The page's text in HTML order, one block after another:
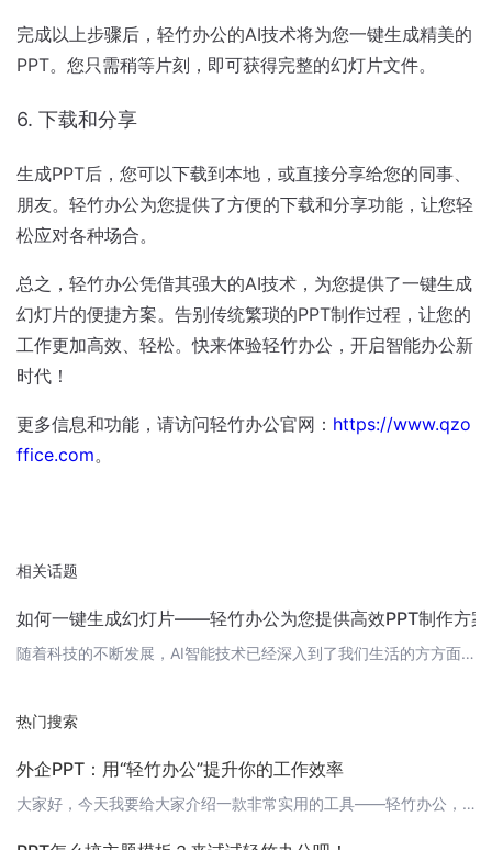
完成以上步骤后，轻竹办公的AI技术将为您一键生成精美的
PPT。您只需稍等片刻，即可获得完整的幻灯片文件。
6. 下载和分享
生成PPT后，您可以下载到本地，或直接分享给您的同事、
朋友。轻竹办公为您提供了方便的下载和分享功能，让您轻
松应对各种场合。
总之，轻竹办公凭借其强大的AI技术，为您提供了一键生成
幻灯片的便捷方案。告别传统繁琐的PPT制作过程，让您的
工作更加高效、轻松。快来体验轻竹办公，开启智能办公新
时代！
更多信息和功能，请访问轻竹办公官网： https://www.qzo
ffice.com。
相关话题
如何一键生成幻灯片——轻竹办公为您提供高效PPT制作方案
随着科技的不断发展，AI智能技术已经深入到了我们生活的方方面面。在办公领域，一款名为“轻竹办公”的软件，运用先进的AI技术，帮助我们轻松生成精美的PPT。本文将为您介绍如何使用轻竹办公一键生成幻灯片。 1. 注册并登录轻竹办公首先，请访问轻竹办公官网：[https://www.qzoffice.com](https://www.qzoffice.com) 注册账号并登录。 2. 选择模板登录后，您
热门搜索
外企PPT：用“轻竹办公”提升你的工作效率
大家好，今天我要给大家介绍一款非常实用的工具——轻竹办公，这是一款可以通过AI技术自动生成PPT的软件。对于许多外企员工来说，制作PPT是日常工作中不可或缺的一部分，而轻竹办公可以帮助你大大提升工作效率。 高效自动生成PPT轻竹办公的最大特点就是可以通过AI技术自动生成PPT，你只需要输入关键词和主题，轻竹办公就可以自动为你生成一份精美的PPT，省去了你大量的时间和精力。 丰富的模板和素材轻竹办公